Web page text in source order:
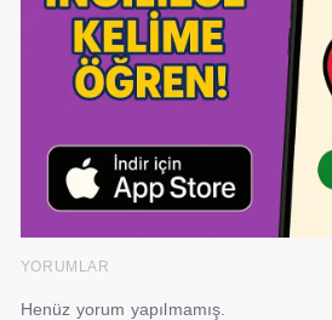
YORUMLAR
Henüz yorum yapılmamış.